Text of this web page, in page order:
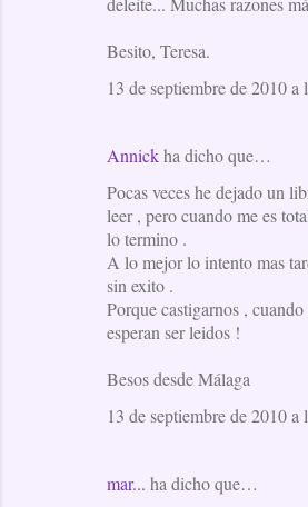
Besito, Teresa.
13 de septiembre de 2010 a
Annickha dicho que…
Pocas veces he dejado un
leer , pero cuando me es
lo termino .
A lo mejor lo intento mas
sin exito .
Porque castigarnos ,
esperan ser leidos !
Besos desde Málaga
13 de septiembre de 2010 a
mar... ha dicho que…